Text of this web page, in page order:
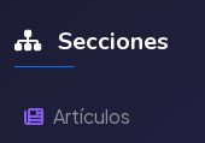
Secciones
Artículos